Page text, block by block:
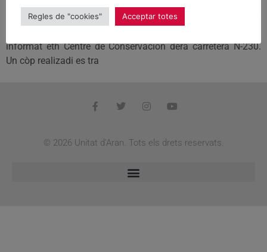
carretèra N-230 ath sòn pas per Bossòst, en tot balhar
informat eth Centre de Conservacion dera carretèra N-230.
Un còp realizadi es tra
© 2026 Unitat d'Aran. Tots els drets reservats.
Regles de "cookies" Acceptar totes